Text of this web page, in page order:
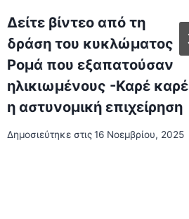
Δείτε βίντεο από τη
δράση του κυκλώματος
Ρομά που εξαπατούσαν
ηλικιωμένους -Καρέ καρέ
η αστυνομική επιχείρηση
Δημοσιεύτηκε στις 16 Νοεμβρίου, 2025